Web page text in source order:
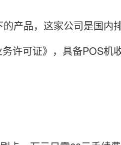
产品，这家公司是国内
许可证》，具备POS机